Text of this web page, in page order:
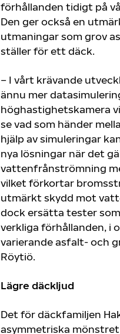
förhållanden tidigt på
Den ger också en
utmaningar som grov
ställer för ett däck.
– I vårt krävande
ännu mer
höghastighetskamera
se vad som händer
hjälp av simuleringar
nya lösningar när det
vattenfrånströmning
vilket förkortar
utmärkt skydd mot
dock ersätta tester
verkliga förhållanden, i
varierande asfalt- och
Röytiö.
Lägre däckljud
Det för däckfamiljen
asymmetriska